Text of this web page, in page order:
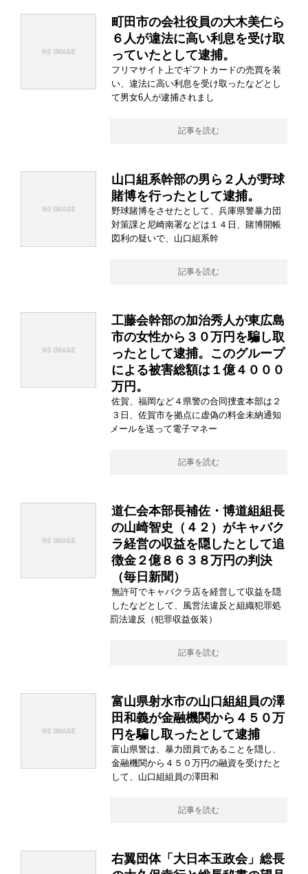
町田市の会社役員の大木美仁ら
６人が違法に高い利息を受け取
っていたとして逮捕。
フリマサイト上でギフトカードの売買を装
い、違法に高い利息を受け取ったなどとし
て男女6人が逮捕されまし
記事を読む
山口組系幹部の男ら２人が野球
賭博を行ったとして逮捕。
野球賭博をさせたとして、兵庫県警暴力団
対策課と尼崎南署などは１４日、賭博開帳
図利の疑いで、山口組系幹
記事を読む
工藤会幹部の加治秀人が東広島
市の女性から３０万円を騙し取
ったとして逮捕。このグループ
による被害総額は１億４０００
万円。
佐賀、福岡など４県警の合同捜査本部は２
３日、佐賀市を拠点に虚偽の料金未納通知
メールを送って電子マネー
記事を読む
道仁会本部長補佐・博道組組長
の山崎智史（４２）がキャバク
ラ経営の収益を隠したとして追
徴金２億８６３８万円の判決
（毎日新聞）
無許可でキャバクラ店を経営して収益を隠
したなどとして、風営法違反と組織犯罪処
罰法違反（犯罪収益仮装）
記事を読む
富山県射水市の山口組組員の澤
田和義が金融機関から４５０万
円を騙し取ったとして逮捕
富山県警は、暴力団員であることを隠し、
金融機関から４５０万円の融資を受けたと
して、山口組組員の澤田和
記事を読む
右翼団体「大日本玉政会」総長